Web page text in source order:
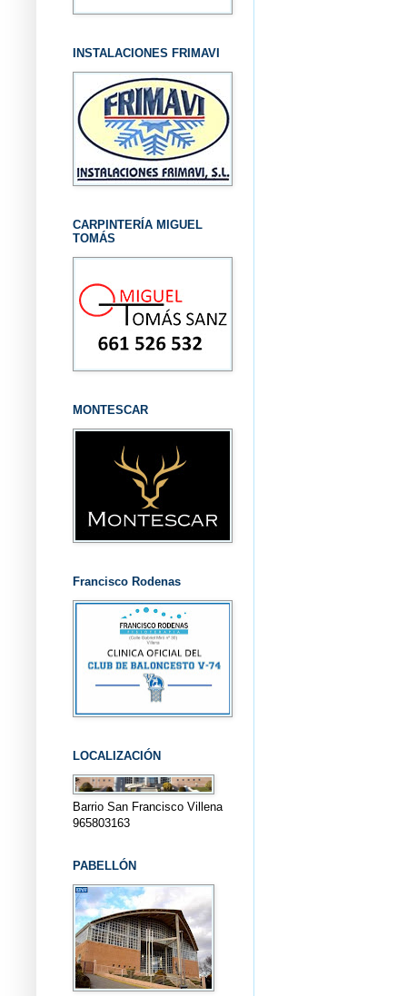
INSTALACIONES FRIMAVI
CARPINTERÍA MIGUEL
TOMÁS
MONTESCAR
Francisco Rodenas
LOCALIZACIÓN
Barrio San Francisco Villena
965803163
PABELLÓN